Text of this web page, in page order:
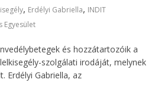
, Erdélyi Gabriella, INDIT
Egyesület
és hozzátartozóik a
szolgálati irodáját, melynek
Erdélyi Gabriella, az